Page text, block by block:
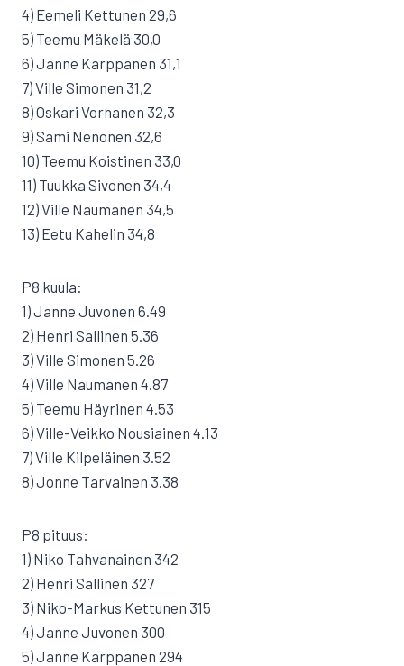
4) Eemeli Kettunen 29,6
5) Teemu Mäkelä 30,0
6) Janne Karppanen 31,1
7) Ville Simonen 31,2
8) Oskari Vornanen 32,3
9) Sami Nenonen 32,6
10) Teemu Koistinen 33,0
11) Tuukka Sivonen 34,4
12) Ville Naumanen 34,5
13) Eetu Kahelin 34,8
P8 kuula:
1) Janne Juvonen 6.49
2) Henri Sallinen 5.36
3) Ville Simonen 5.26
4) Ville Naumanen 4.87
5) Teemu Häyrinen 4.53
6) Ville-Veikko Nousiainen 4.13
7) Ville Kilpeläinen 3.52
8) Jonne Tarvainen 3.38
P8 pituus:
1) Niko Tahvanainen 342
2) Henri Sallinen 327
3) Niko-Markus Kettunen 315
4) Janne Juvonen 300
5) Janne Karppanen 294